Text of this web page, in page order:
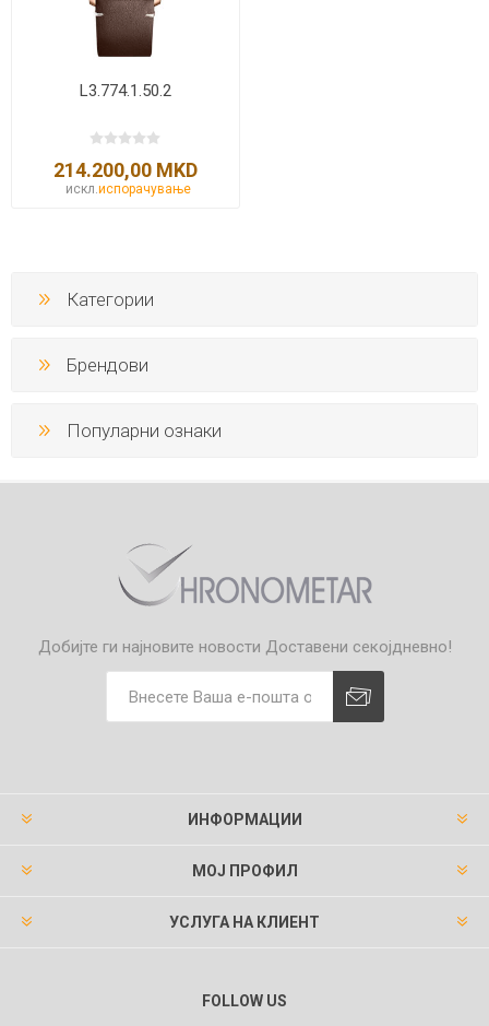
L3.774.1.50.2
214.200,00 MKD
искл. испорачување
Категории
Брендови
Популарни ознаки
Добијте ги најновите новости Доставени секојдневно!
ИНФОРМАЦИИ
МОЈ ПРОФИЛ
УСЛУГА НА КЛИЕНТ
FOLLOW US